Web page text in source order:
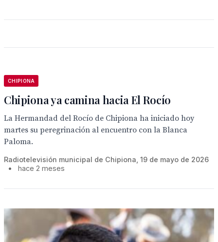
CHIPIONA
Chipiona ya camina hacia El Rocío
La Hermandad del Rocío de Chipiona ha iniciado hoy
martes su peregrinación al encuentro con la Blanca
Paloma.
Radiotelevisión municipal de Chipiona, 19 de mayo de 2026
•
hace 2 meses